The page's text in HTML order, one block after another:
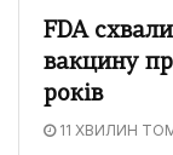
FDA
вакцину
років
11 ХВИЛИН